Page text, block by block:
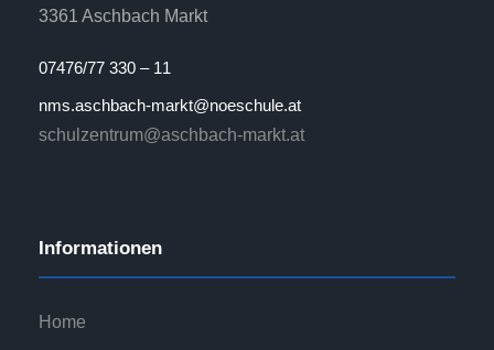
3361 Aschbach Markt
07476/77 330 – 11
nms.aschbach-markt@noeschule.at
schulzentrum@aschbach-markt.at
Informationen
Home